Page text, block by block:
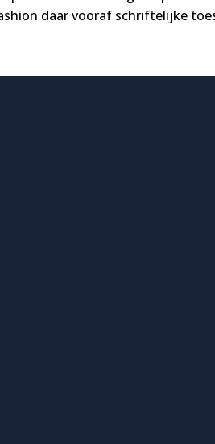
daar vooraf schriftelijke